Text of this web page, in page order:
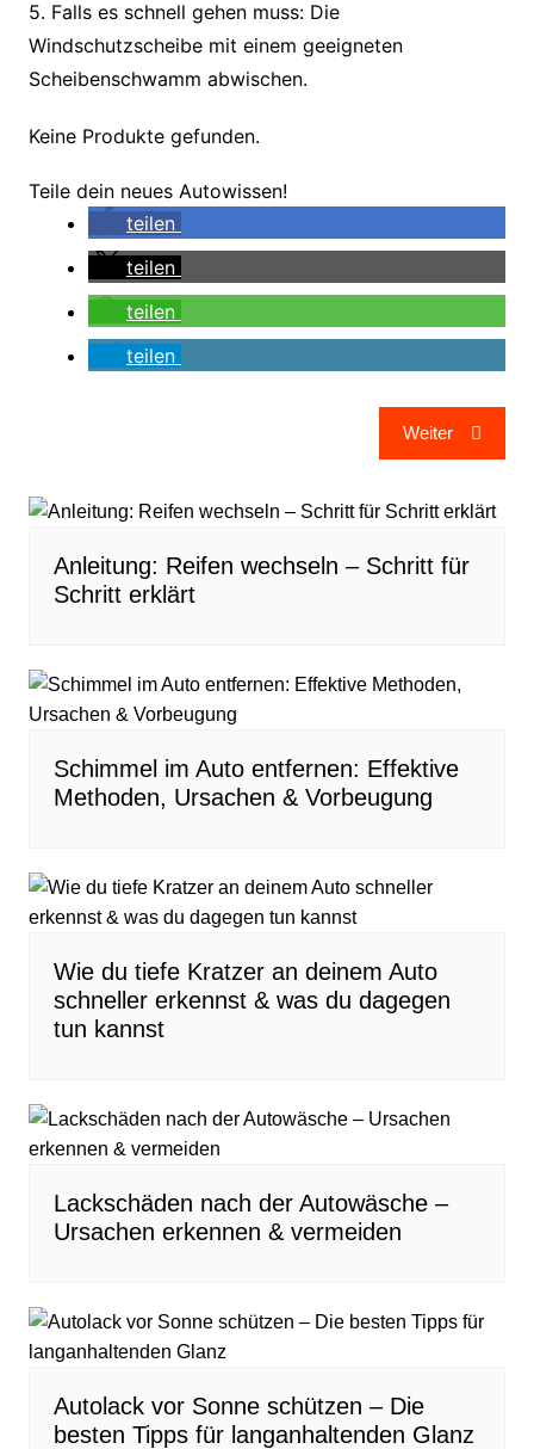
5. Falls es schnell gehen muss: Die
Windschutzscheibe mit einem geeigneten
Scheibenschwamm abwischen.
Keine Produkte gefunden.
Teile dein neues Autowissen!
teilen
teilen
teilen
teilen
Weiter
Anleitung: Reifen wechseln – Schritt für
Schritt erklärt
Schimmel im Auto entfernen: Effektive
Methoden, Ursachen & Vorbeugung
Wie du tiefe Kratzer an deinem Auto
schneller erkennst & was du dagegen
tun kannst
Lackschäden nach der Autowäsche –
Ursachen erkennen & vermeiden
Autolack vor Sonne schützen – Die
besten Tipps für langanhaltenden Glanz